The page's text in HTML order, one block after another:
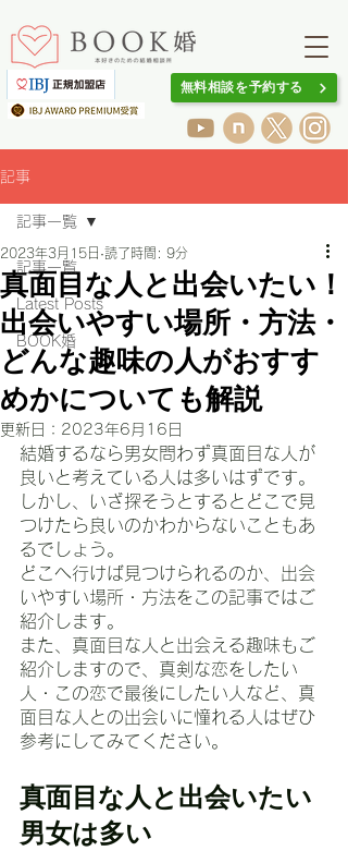
無料相談を予約する
記事
記事一覧
Latest Posts
BOOK婚
記事一覧
真面目な人と出会いたい！
出会いやすい場所・方法・
どんな趣味の人がおすす
めかについても解説
2023年3月15日 読了時間: 9分
更新日： 2023年6月16日
結婚するなら男女問わず真面目な人が
良いと考えている人は多いはずです。
しかし、いざ探そうとするとどこで見
つけたら良いのかわからないこともあ
るでしょう。
どこへ行けば見つけられるのか、出会
いやすい場所・方法をこの記事ではご
紹介します。
また、真面目な人と出会える趣味もご
紹介しますので、真剣な恋をしたい
人・この恋で最後にしたい人など、真
面目な人との出会いに憧れる人はぜひ
参考にしてみてください。
真面目な人と出会いたい
男女は多い